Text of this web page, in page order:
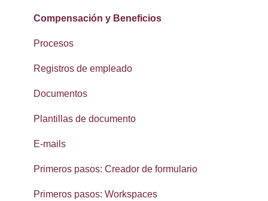
Calendarios
Lista de contactos
Reseñas
SMS
Widgets: panel de inicio
Primeros Pasos: Configuración
Primeros Pasos: Organización
Exportación de datos
Compensación y Beneficios
Procesos
Registros de empleado
Documentos
Plantillas de documento
E-mails
Primeros pasos: Creador de formulario
Primeros pasos: Workspaces